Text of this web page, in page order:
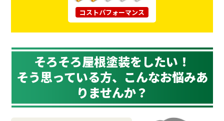
コストパフォーマンス
そろそろ屋根塗装をしたい！
そう思っている方、 こんなお悩みあ
りませんか？